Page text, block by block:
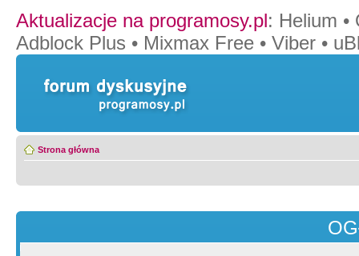
Aktualizacje na programosy.pl: Helium •
Adblock Plus • Mixmax Free • Viber •
Strona główna